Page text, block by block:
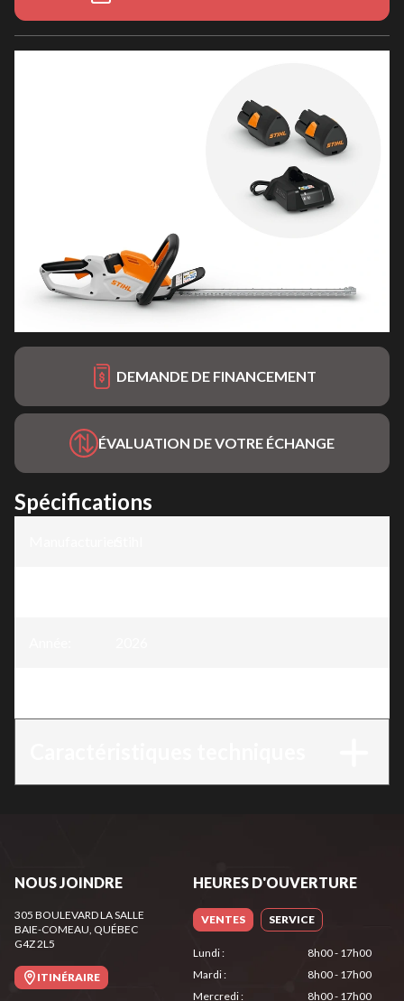
DEMANDE DE FINANCEMENT
ÉVALUATION DE VOTRE ÉCHANGE
Spécifications
NOUS JOINDRE
305 BOULEVARD LA SALLE
BAIE-COMEAU, QUÉBEC
G4Z 2L5
ITINÉRAIRE
HEURES D'OUVERTURE
VENTES SERVICE
Lundi:
8h00 - 17h00
Mardi:
8h00 - 17h00
Mercredi: 8h00 - 17h00